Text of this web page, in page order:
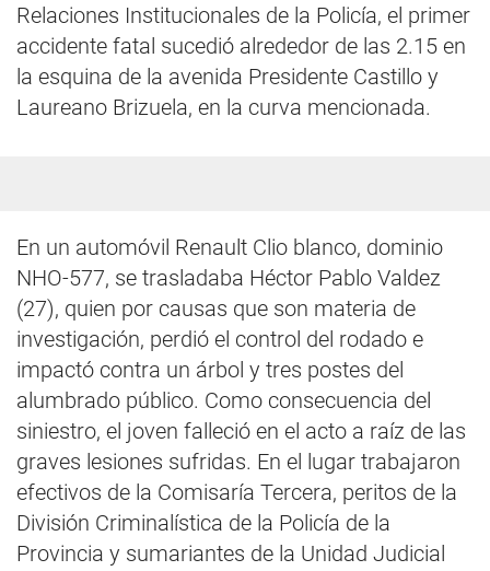
Relaciones Institucionales de la Policía, el primer
accidente fatal sucedió alrededor de las 2.15 en
la esquina de la avenida Presidente Castillo y
Laureano Brizuela, en la curva mencionada.
En un automóvil Renault Clio blanco, dominio
NHO-577, se trasladaba Héctor Pablo Valdez
(27), quien por causas que son materia de
investigación, perdió el control del rodado e
impactó contra un árbol y tres postes del
alumbrado público. Como consecuencia del
siniestro, el joven falleció en el acto a raíz de las
graves lesiones sufridas. En el lugar trabajaron
efectivos de la Comisaría Tercera, peritos de la
División Criminalística de la Policía de la
Provincia y sumariantes de la Unidad Judicial